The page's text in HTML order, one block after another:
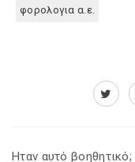
φορολογια α.ε.
Ηταν αυτό βοηθητικό;